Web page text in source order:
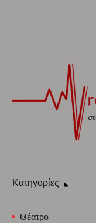
Κατηγορίες
Θέατρο